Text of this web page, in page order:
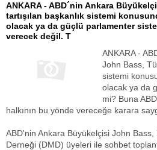
ANKARA - ABD´nin Ankara
tartışılan başkanlık sistemi
olacak ya da güçlü parlamenter
verecek değil. T
ANKARA -
John Bass,
sistemi
olacak ya da
mi? Buna
halkının bu yönde vereceğe karara
ABD'nin Ankara Büyükelçisi John
Derneği (DMD) üyeleri ile sohbet